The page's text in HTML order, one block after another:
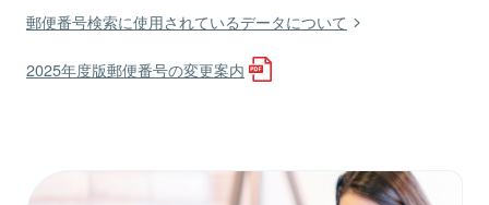
郵便番号検索に使用されているデータについて
2025年度版郵便番号の変更案内